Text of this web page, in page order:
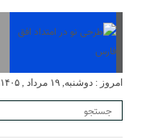
امروز : دوشنبه, ۱۹ مرداد , ۱۴۰۵